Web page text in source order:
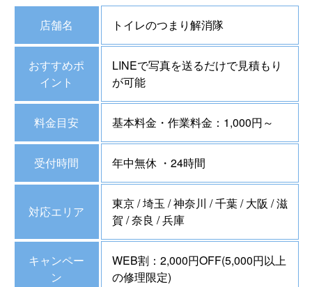
店舗名 トイレのつまり解消隊
おすすめポ
イント
LINEで写真を送るだけで見積もり
が可能
料金目安 基本料金・作業料金：1,000円～
受付時間 年中無休 ・24時間
対応エリア
東京 / 埼玉 / 神奈川 / 千葉 / 大阪 / 滋
賀 / 奈良 / 兵庫
キャンペー
ン
WEB割：2,000円OFF(5,000円以上
の修理限定)